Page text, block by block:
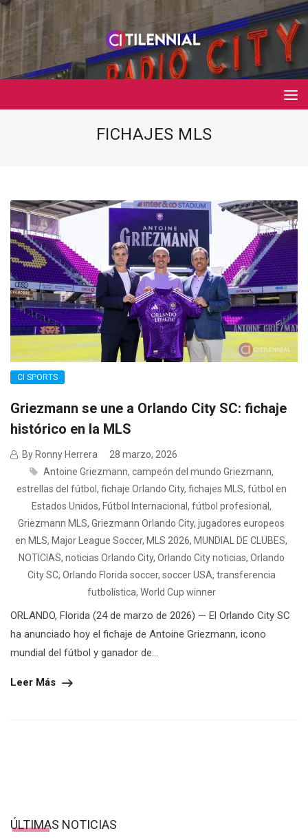
FICHAJES MLS
CI SPORTS
Griezmann se une a Orlando City SC: fichaje
histórico en la MLS
By Ronny Herrera
28 marzo, 2026
Antoine Griezmann, campeón del mundo Griezmann,
estrellas del fútbol , fichaje Orlando City, fichajes MLS, fútbol en
Estados Unidos, Fútbol Internacional , fútbol profesional ,
Griezmann MLS, Griezmann Orlando City, jugadores europeos
en MLS, Major League Soccer, MLS 2026, MUNDIAL DE CLUBES,
NOTICIAS, noticias Orlando City, Orlando City noticias, Orlando
City SC, Orlando Florida soccer, soccer USA, transferencia
futbolística, World Cup winner
ORLANDO, Florida (24 de marzo de 2026) — El Orlando City SC
ha anunciado hoy el fichaje de Antoine Griezmann, icono
mundial del fútbol y ganador de...
Leer Más
ÚLTIMAS NOTICIAS